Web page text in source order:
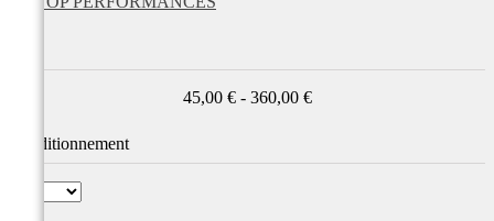
45,00 € - 360,00 €
Conditionnement